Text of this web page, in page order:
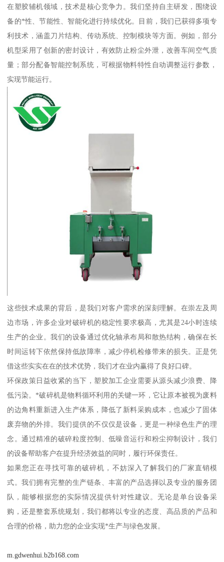
在塑胶辅机领域，技术是核心竞争力。我们坚持自主研发，围绕设
备的*性、节能性、智能化进行持续优化。目前，我们已获得多项专
利技术，涵盖刀片结构、传动系统、控制模块等方面。例如，部分
机型采用了创新的密封设计，有效防止粉尘外泄，改善车间空气质
量；部分配备智能控制系统，可根据物料特性自动调整运行参数，
实现节能运行。
这些技术成果的背后，是我们对客户需求的深刻理解。在崇左及周
边市场，许多企业对破碎机的稳定性要求极高，尤其是24小时连续
生产的企业。我们的设备通过优化轴承布局和散热结构，确保在长
时间运转下依然保持低故障率，减少停机检修带来的损失。正是凭
借这些实实在在的技术优势，我们才在业内赢得了良好口碑。
环保政策日益收紧的当下，塑胶加工企业需要从源头减少浪费、降
低污染。*破碎机是物料循环利用的关键一环，它让原本被视为废料
的边角料重新进入生产体系，降低了新料采购成本，也减少了固体
废弃物的外排。我们提供的不仅仅是设备，更是一种绿色生产的理
念。通过精准的破碎粒度控制、低噪音运行和粉尘抑制设计，我们
的设备帮助客户在提升经济效益的同时，履行环保责任。
如果您正在寻找可靠的破碎机，不妨深入了解我们的厂家直销模
式。我们拥有完整的生产链条、丰富的产品选择以及专业的服务团
队，能够根据您的实际情况提供针对性建议。无论是单台设备采
购，还是整套系统规划，我们都将以专业的态度、高品质的产品和
合理的价格，助力您的企业实现*生产与绿色发展。
m.gdwenhui.b2b168.com